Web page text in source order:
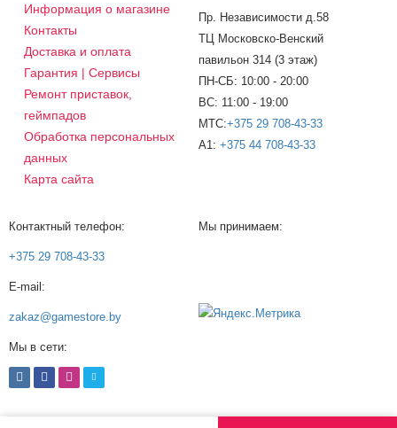
Информация о магазине
Контакты
Доставка и оплата
Гарантия | Сервисы
Ремонт приставок,
геймпадов
Обработка персональных
данных
Карта сайта
Пр. Независимости д.58
ТЦ Московско-Венский
павильон 314 (3 этаж)
ПН-СБ: 10:00 - 20:00
ВС: 11:00 - 19:00
МТС:+375 29 708-43-33
A1: +375 44 708-43-33
Контактный телефон:
+375 29 708-43-33
E-mail:
zakaz@gamestore.by
Мы в сети:
Мы принимаем: